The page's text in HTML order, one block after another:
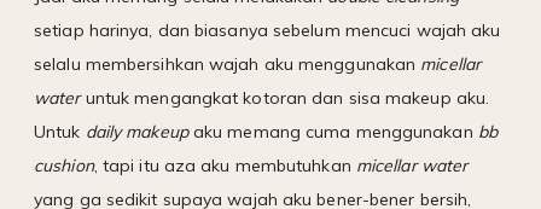
setiap harinya, dan biasanya sebelum mencuci wajah aku
selalu membersihkan wajah aku menggunakan micellar
wateruntuk mengangkat kotoran dan sisa makeup aku.
Untuk daily makeupaku memang cuma menggunakan bb
cushion, tapi itu aza aku membutuhkan micellar water
yang ga sedikit supaya wajah aku bener-bener bersih,